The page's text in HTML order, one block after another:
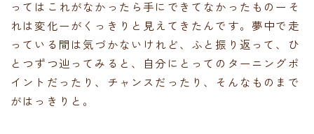
ってはこれがなかったら手にできてなかったものーそ
れは変化ーがくっきりと見えてきたんです。夢中で走
っている間は気づかないけれど、ふと振り返って、ひ
とつずつ辿ってみると、自分にとってのターニングポ
イントだったり、チャンスだったり、そんなものまで
がはっきりと。